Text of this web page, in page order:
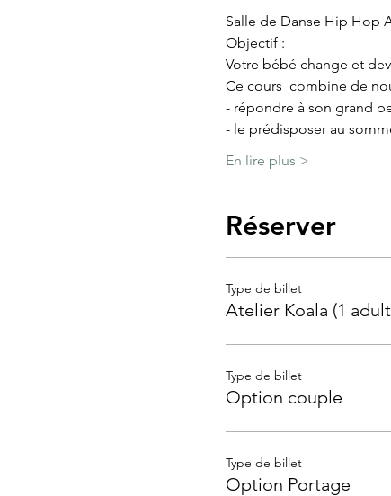
Salle de Danse Hip Hop
Objectif :
Votre bébé change et
Ce cours  combine de
- répondre à son grand
- le prédisposer au
En lire plus >
Réserver
Type de billet
Atelier Koala (1
Type de billet
Option couple
Type de billet
Option Portage